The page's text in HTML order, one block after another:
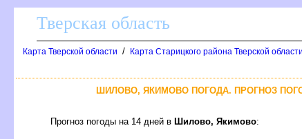
Тверская область
Карта Тверской области / Карта Старицкого района Тверской
ШИЛОВО, ЯКИМОВО ПОГОДА. ПРОГНОЗ
Прогноз погоды на 14 дней в Шилово, Якимово: